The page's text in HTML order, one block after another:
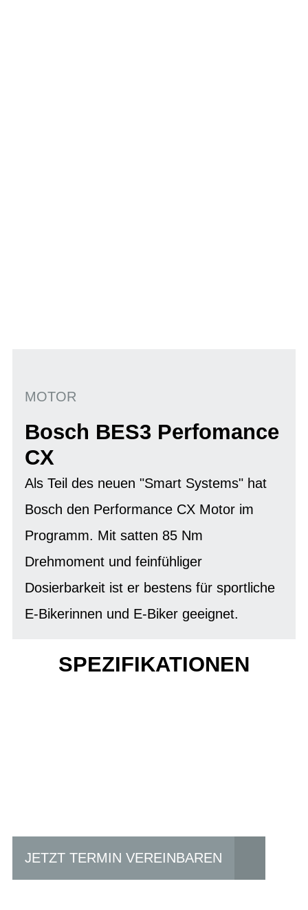
MOTOR
Bosch BES3 Perfomance
CX
Als Teil des neuen "Smart Systems" hat
Bosch den Performance CX Motor im
Programm. Mit satten 85 Nm
Drehmoment und feinfühliger
Dosierbarkeit ist er bestens für sportliche
E-Bikerinnen und E-Biker geeignet.
SPEZIFIKATIONEN
JETZT TERMIN VEREINBAREN